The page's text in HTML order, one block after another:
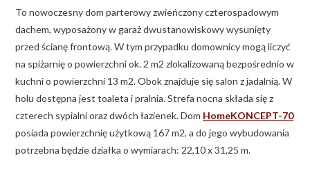
To nowoczesny dom parterowy zwieńczony czterospadowym
dachem, wyposażony w garaż dwustanowiskowy wysunięty
przed ścianę frontową. W tym przypadku domownicy mogą liczyć
na spiżarnię o powierzchni ok. 2 m2 zlokalizowaną bezpośrednio w
kuchni o powierzchni 13 m2. Obok znajduje się salon z jadalnią. W
holu dostępna jest toaleta i pralnia. Strefa nocna składa się z
czterech sypialni oraz dwóch łazienek. Dom HomeKONCEPT-70
posiada powierzchnię użytkową 167 m2, a do jego wybudowania
potrzebna będzie działka o wymiarach: 22,10 x 31,25 m.